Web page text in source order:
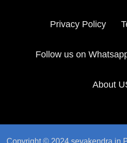
Privacy Policy
Follow us on
About